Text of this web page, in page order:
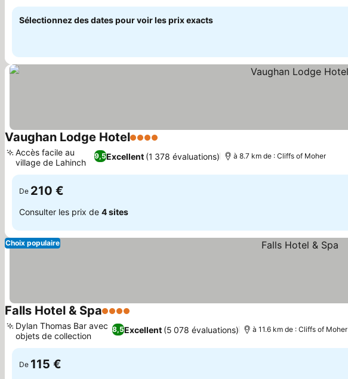
Sélectionnez des dates pour voir les prix exacts
Vaughan Lodge Hotel4 Étoiles
9,5Excellent (1 378 évaluations)
Accès facile au
village de Lahinch
à 8.7 km de : Cliffs of Moher
De 210 €
Consulter les prix de 4 sites
Choix populaire
Falls Hotel & Spa4 Étoiles
8,5Excellent (5 078 évaluations)
Dylan Thomas Bar avec
objets de collection
à 11.6 km de : Cliffs of Moher
De 115 €